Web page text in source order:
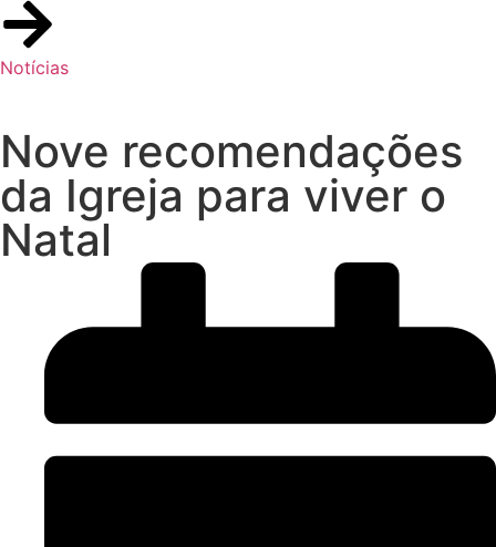
Notícias
Nove recomendações
da Igreja para viver o
Natal